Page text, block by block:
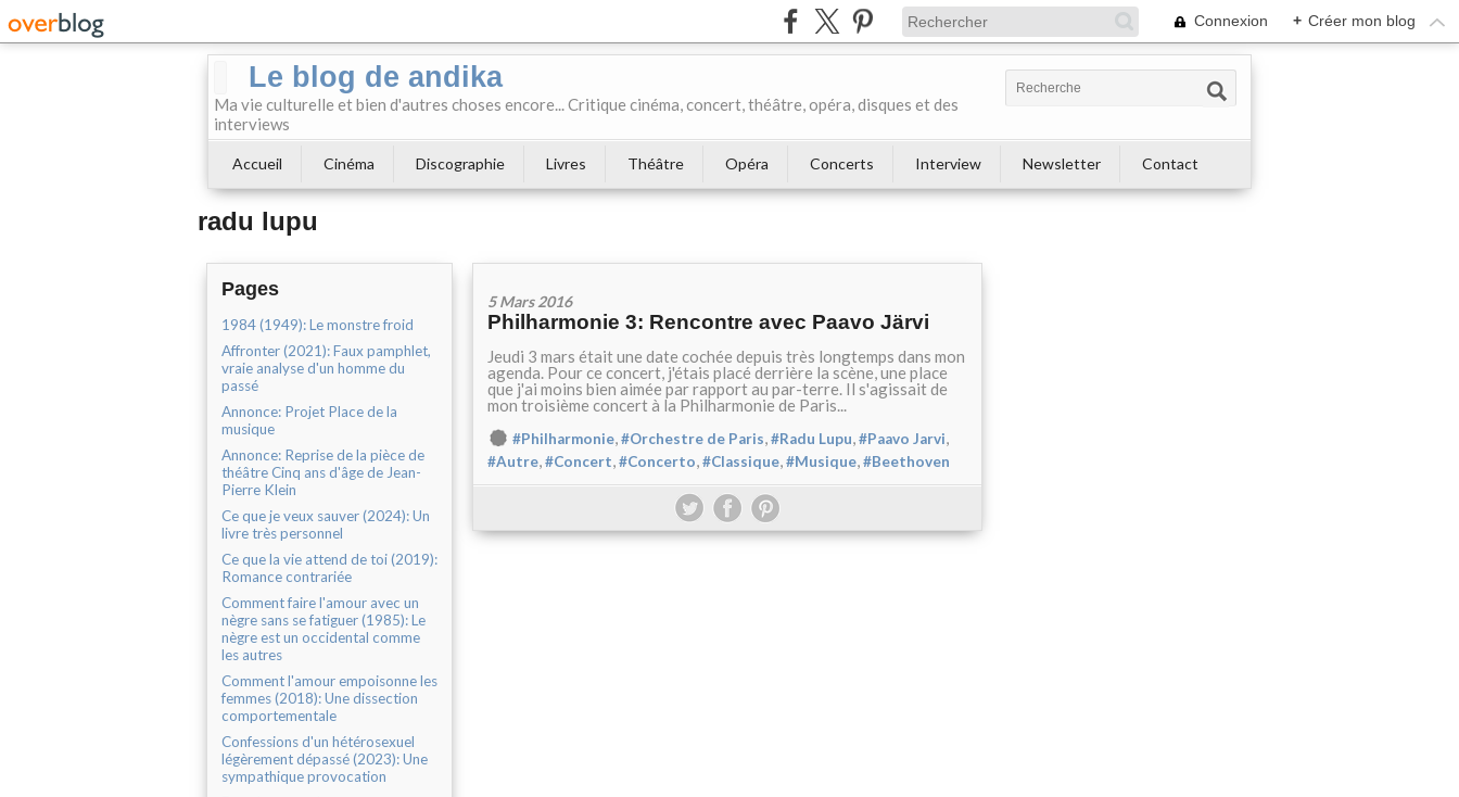
Connexion + Créer mon blog
Le blog de andika
Ma vie culturelle et bien d'autres choses encore... Critique cinéma, concert, théâtre, opéra, disques et des
interviews
Accueil Cinéma Discographie Livres Théâtre Opéra Concerts Interview Newsletter Contact
radu lupu
Pages
1984 (1949): Le monstre froid
Affronter (2021): Faux pamphlet,
vraie analyse d'un homme du
passé
Annonce: Projet Place de la
musique
Annonce: Reprise de la pièce de
théâtre Cinq ans d'âge de Jean-
Pierre Klein
Ce que je veux sauver (2024): Un
livre très personnel
Ce que la vie attend de toi (2019):
Romance contrariée
Comment faire l'amour avec un
nègre sans se fatiguer (1985): Le
nègre est un occidental comme
les autres
Comment l'amour empoisonne les
femmes (2018): Une dissection
comportementale
Confessions d'un hétérosexuel
légèrement dépassé (2023): Une
sympathique provocation
5 Mars 2016
Philharmonie 3: Rencontre avec Paavo Järvi
Jeudi 3 mars était une date cochée depuis très longtemps dans mon
agenda. Pour ce concert, j'étais placé derrière la scène, une place
que j'ai moins bien aimée par rapport au par-terre. Il s'agissait de
mon troisième concert à la Philharmonie de Paris...
#Philharmonie,#Orchestre de Paris,#Radu Lupu,#Paavo Jarvi,
#Autre,#Concert,#Concerto,#Classique,#Musique,#Beethoven